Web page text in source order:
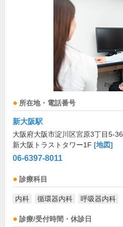
所在地・電話番号
新大阪駅
大阪府大阪市淀川区宮原3丁目5-36
新大阪トラストタワー1F [地図]
06-6397-8011
診療科目
内科 循環器内科 呼吸器内科
診療/受付時間・休診日